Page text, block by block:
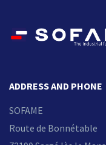
ADDRESS AND PHONE
SOFAME
Route de Bonnétable